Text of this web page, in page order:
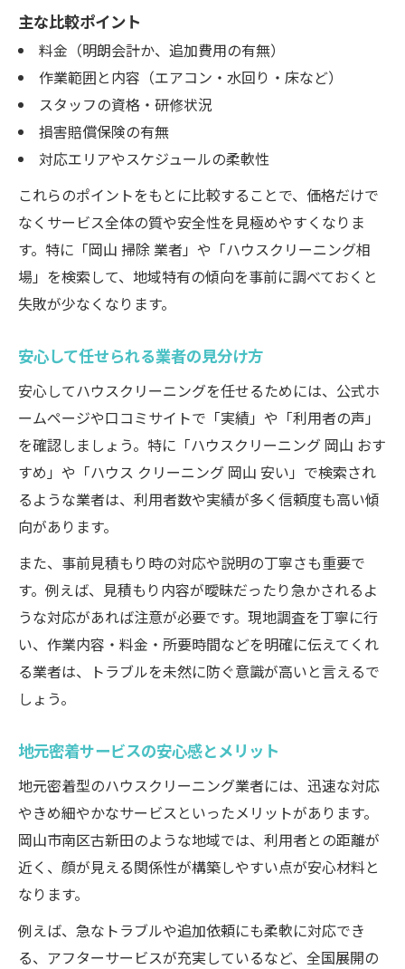
主な比較ポイント
料金（明朗会計か、追加費用の有無）
作業範囲と内容（エアコン・水回り・床など）
スタッフの資格・研修状況
損害賠償保険の有無
対応エリアやスケジュールの柔軟性
これらのポイントをもとに比較することで、価格だけで
なくサービス全体の質や安全性を見極めやすくなりま
す。特に「岡山 掃除 業者」や「ハウスクリーニング相
場」を検索して、地域特有の傾向を事前に調べておくと
失敗が少なくなります。
安心して任せられる業者の見分け方
安心してハウスクリーニングを任せるためには、公式ホ
ームページや口コミサイトで「実績」や「利用者の声」
を確認しましょう。特に「ハウスクリーニング 岡山 おす
すめ」や「ハウス クリーニング 岡山 安い」で検索され
るような業者は、利用者数や実績が多く信頼度も高い傾
向があります。
また、事前見積もり時の対応や説明の丁寧さも重要で
す。例えば、見積もり内容が曖昧だったり急かされるよ
うな対応があれば注意が必要です。現地調査を丁寧に行
い、作業内容・料金・所要時間などを明確に伝えてくれ
る業者は、トラブルを未然に防ぐ意識が高いと言えるで
しょう。
地元密着サービスの安心感とメリット
地元密着型のハウスクリーニング業者には、迅速な対応
やきめ細やかなサービスといったメリットがあります。
岡山市南区古新田のような地域では、利用者との距離が
近く、顔が見える関係性が構築しやすい点が安心材料と
なります。
例えば、急なトラブルや追加依頼にも柔軟に対応でき
る、アフターサービスが充実しているなど、全国展開の